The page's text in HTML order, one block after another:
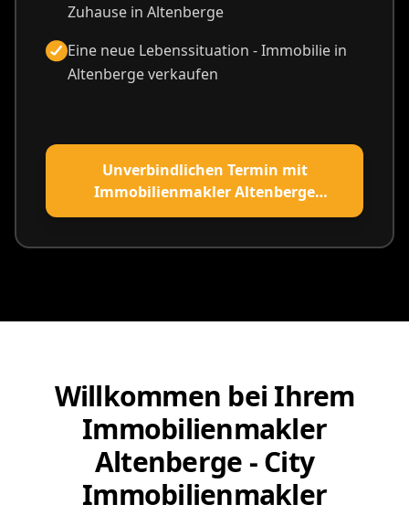
Zuhause in Altenberge
Eine neue Lebenssituation - Immobilie in
Altenberge verkaufen
Unverbindlichen Termin mit
Immobilienmakler Altenberge
vereinbaren
Willkommen bei Ihrem
Immobilienmakler
Altenberge - City
Immobilienmakler